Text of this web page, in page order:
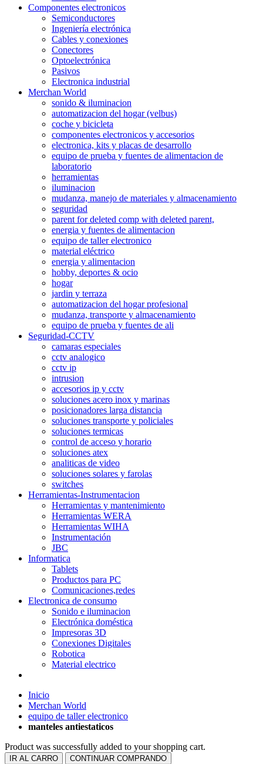
Componentes electronicos
Semiconductores
Ingeniería electrónica
Cables y conexiones
Conectores
Optoelectrónica
Pasivos
Electronica industrial
Merchan World
sonido & iluminacion
automatizacion del hogar (velbus)
coche y bicicleta
componentes electronicos y accesorios
electronica, kits y placas de desarrollo
equipo de prueba y fuentes de alimentacion de
laboratorio
herramientas
iluminacion
mudanza, manejo de materiales y almacenamiento
seguridad
parent for deleted comp with deleted parent,
energia y fuentes de alimentacion
equipo de taller electronico
material eléctrico
energia y alimentacion
hobby, deportes & ocio
hogar
jardin y terraza
automatizacion del hogar profesional
mudanza, transporte y almacenamiento
equipo de prueba y fuentes de ali
Seguridad-CCTV
camaras especiales
cctv analogico
cctv ip
intrusion
accesorios ip y cctv
soluciones acero inox y marinas
posicionadores larga distancia
soluciones transporte y policiales
soluciones termicas
control de acceso y horario
soluciones atex
analiticas de video
soluciones solares y farolas
switches
Herramientas-Instrumentacion
Herramientas y mantenimiento
Herramientas WERA
Herramientas WIHA
Instrumentación
JBC
Informatica
Tablets
Productos para PC
Comunicaciones,redes
Electronica de consumo
Sonido e iluminacion
Electrónica doméstica
Impresoras 3D
Conexiones Digitales
Robotica
Material electrico
Inicio
Merchan World
equipo de taller electronico
manteles antiestaticos
Product was successfully added to your shopping cart.
IR AL CARRO CONTINUAR COMPRANDO